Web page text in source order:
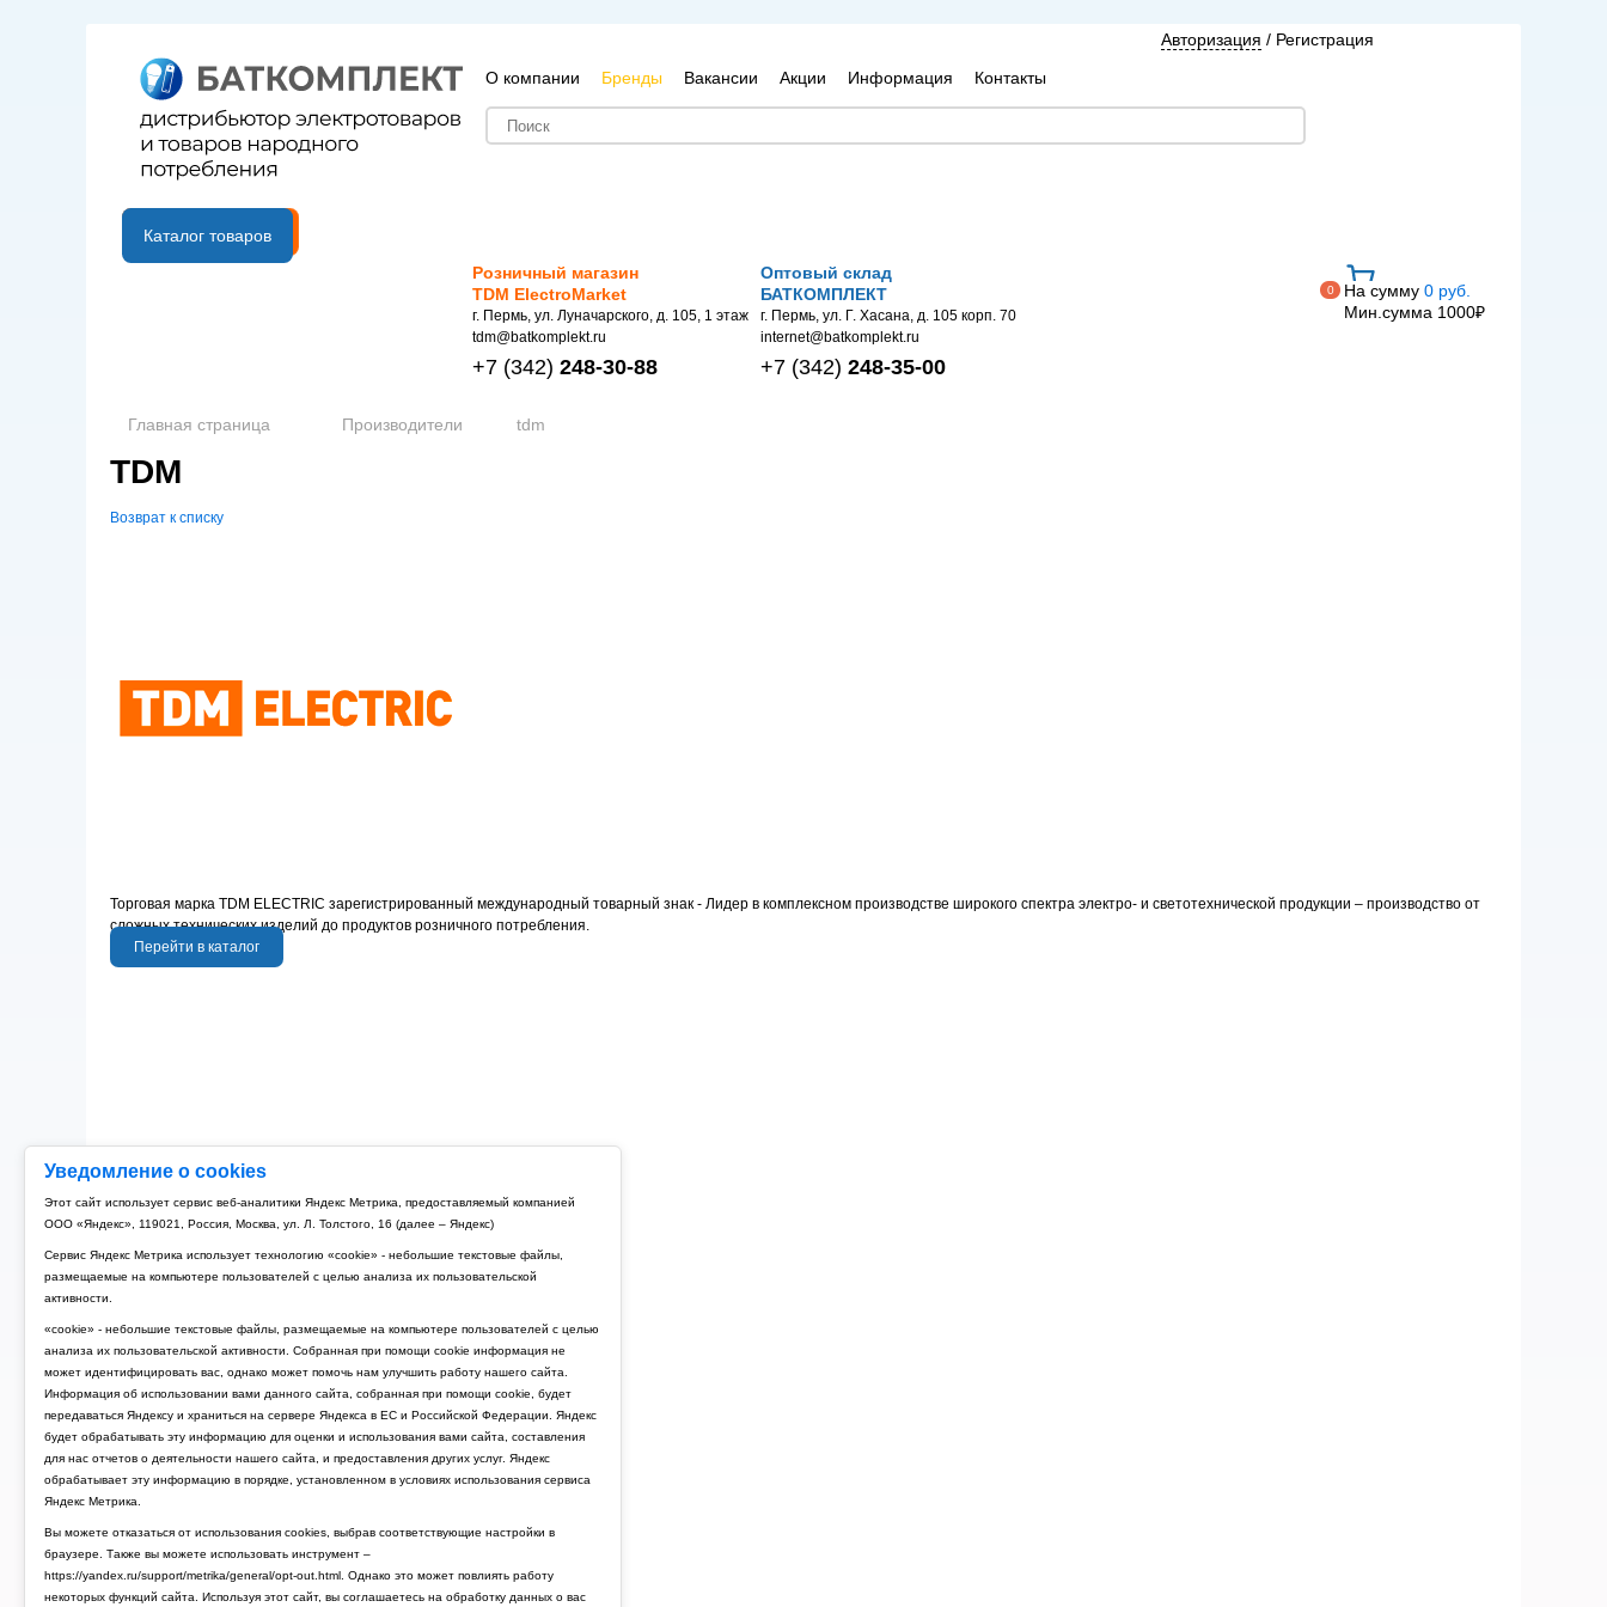
Уведомление о cookies
Этот сайт использует сервис веб-аналитики Яндекс Метрика, предоставляемый компанией
ООО «Яндекс», 119021, Россия, Москва, ул. Л. Толстого, 16 (далее – Яндекс)
Сервис Яндекс Метрика использует технологию «cookie» - небольшие текстовые файлы,
размещаемые на компьютере пользователей с целью анализа их пользовательской
активности.
«cookie» - небольшие текстовые файлы, размещаемые на компьютере пользователей с целью
анализа их пользовательской активности. Собранная при помощи cookie информация не
может идентифицировать вас, однако может помочь нам улучшить работу нашего сайта.
Информация об использовании вами данного сайта, собранная при помощи cookie, будет
передаваться Яндексу и храниться на сервере Яндекса в ЕС и Российской Федерации. Яндекс
будет обрабатывать эту информацию для оценки и использования вами сайта, составления
для нас отчетов о деятельности нашего сайта, и предоставления других услуг. Яндекс
обрабатывает эту информацию в порядке, установленном в условиях использования сервиса
Яндекс Метрика.
Вы можете отказаться от использования cookies, выбрав соответствующие настройки в
браузере. Также вы можете использовать инструмент –
https://yandex.ru/support/metrika/general/opt-out.html. Однако это может повлиять работу
некоторых функций сайта. Используя этот сайт, вы соглашаетесь на обработку данных о вас
О компании Бренды Вакансии Акции Информация Контакты
Авторизация / Регистрация
B2B портал
Каталог товаров
Розничный магазин
TDM ElectroMarket
г. Пермь, ул. Луначарского, д. 105, 1 этаж
tdm@batkomplekt.ru
+7 (342) 248-30-88
Оптовый склад
БАТКОМПЛЕКТ
г. Пермь, ул. Г. Хасана, д. 105 корп. 70
internet@batkomplekt.ru
+7 (342) 248-35-00
0 На сумму 0 руб.
Мин.сумма 1000₽
Главная страница Производители tdm
TDM
Возврат к списку
Торговая марка TDM ELECTRIC зарегистрированный международный товарный знак - Лидер в комплексном производстве широкого спектра электро- и светотехнической продукции – производство от
сложных технических изделий до продуктов розничного потребления.
Перейти в каталог